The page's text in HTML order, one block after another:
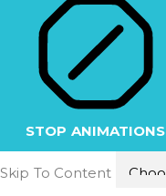
STOP ANIMATIONS
Skip To Content